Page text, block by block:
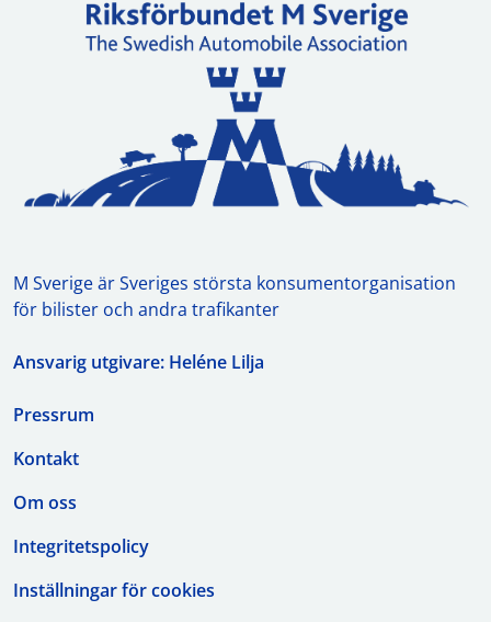
M Sverige är Sveriges största konsumentorganisation
för bilister och andra trafikanter
Ansvarig utgivare: Heléne Lilja
Pressrum
Kontakt
Om oss
Integritetspolicy
Inställningar för cookies